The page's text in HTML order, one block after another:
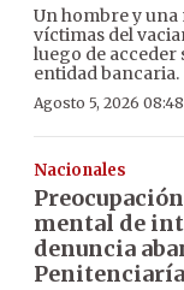
Un hombre y
víctimas del
luego de acceder
entidad bancaria.
Agosto 5, 2026
Nacionales
mental de
denuncia